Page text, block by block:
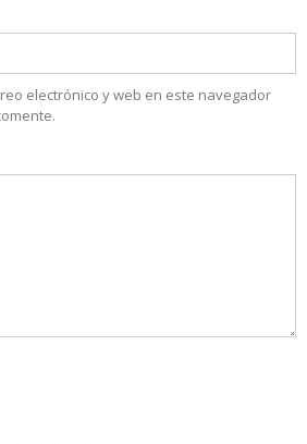
electrónico y web en este navegador